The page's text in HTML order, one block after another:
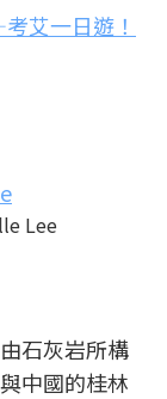
艾一日遊！
Lee
石灰岩所構
中國的桂林